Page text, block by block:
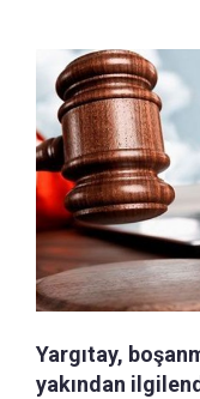
Yargıtay,
yakından